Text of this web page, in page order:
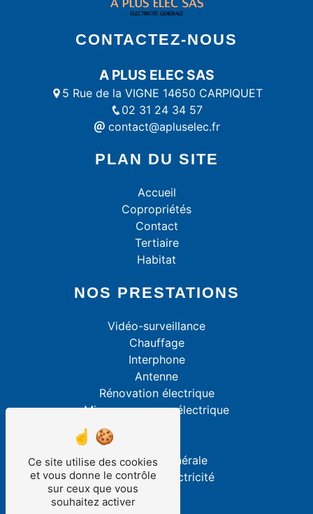
CONTACTEZ-NOUS
A PLUS ELEC SAS
5 Rue de la VIGNE 14650 CARPIQUET
02 31 24 34 57
contact@apluselec.fr
PLAN DU SITE
Accueil
Copropriétés
Contact
Tertiaire
Habitat
NOS PRESTATIONS
Vidéo-surveillance
Chauffage
Interphone
Antenne
Rénovation électrique
Mise aux normes électrique
Électricité générale
Dépannage électricité
Ce site utilise des cookies
et vous donne le contrôle
sur ceux que vous
souhaitez activer